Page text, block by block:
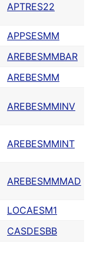
APTRES22
APPSESMM
AREBESMMBAR
AREBESMM
AREBESMMINV
AREBESMMINT
AREBESMMMAD
LOCAESM1
CASDESBB